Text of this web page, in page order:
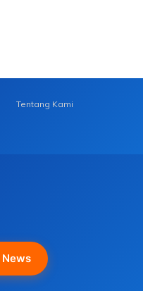
Tentang Kami
News